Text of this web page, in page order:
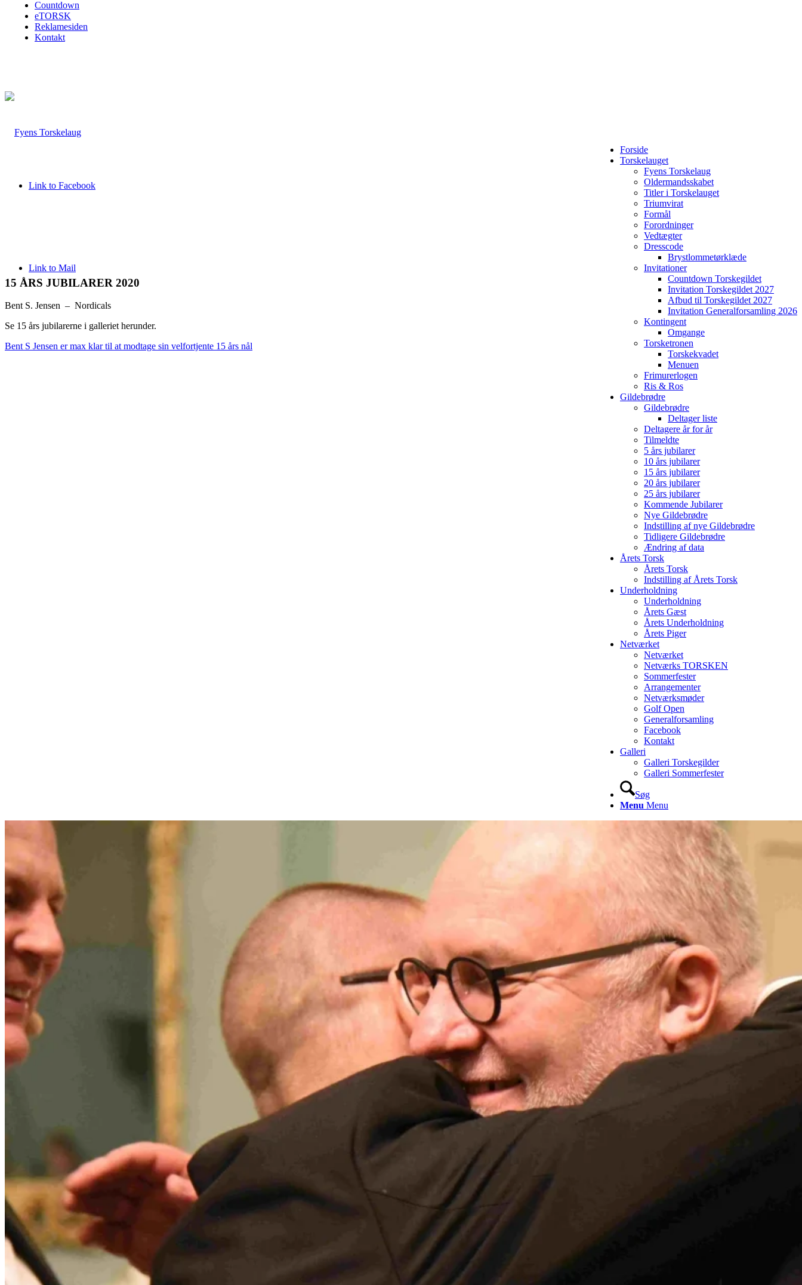
Countdown
eTORSK
Reklamesiden
Kontakt
Link to Facebook
Link to Mail
Forside
Torskelauget
Fyens Torskelaug
Oldermandsskabet
Titler i Torskelauget
Triumvirat
Formål
Forordninger
Vedtægter
Dresscode
Brystlommetørklæde
Invitationer
Countdown Torskegildet
Invitation Torskegildet 2027
Afbud til Torskegildet 2027
Invitation Generalforsamling 2026
Kontingent
Omgange
Torsketronen
Torskekvadet
Menuen
Frimurerlogen
Ris & Ros
Gildebrødre
Gildebrødre
Deltager liste
Deltagere år for år
Tilmeldte
5 års jubilarer
10 års jubilarer
15 års jubilarer
20 års jubilarer
25 års jubilarer
Kommende Jubilarer
Nye Gildebrødre
Indstilling af nye Gildebrødre
Tidligere Gildebrødre
Ændring af data
Årets Torsk
Årets Torsk
Indstilling af Årets Torsk
Underholdning
Underholdning
Årets Gæst
Årets Underholdning
Årets Piger
Netværket
Netværket
Netværks TORSKEN
Sommerfester
Arrangementer
Netværksmøder
Golf Open
Generalforsamling
Facebook
Kontakt
Galleri
Galleri Torskegilder
Galleri Sommerfester
Søg
Menu Menu
15 ÅRS JUBILARER 2020
Bent S. Jensen – Nordicals
Se 15 års jubilarerne i galleriet herunder.
Bent S Jensen er max klar til at modtage sin velfortjente 15 års nål